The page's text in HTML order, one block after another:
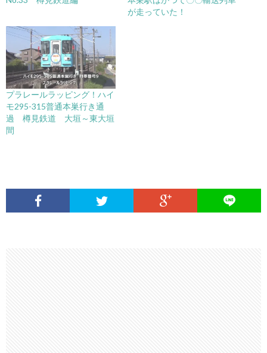
が走っていた！
プラレールラッピング！ハイ
モ295-315普通本巣行き通
過 樽見鉄道 大垣～東大垣
間